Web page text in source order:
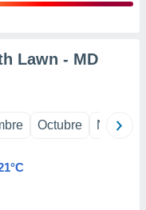
Lawn - MD
Octubre